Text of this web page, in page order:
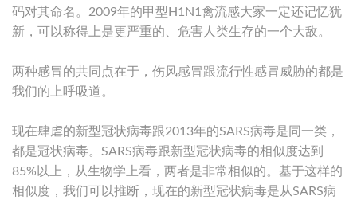
码对其命名。2009年的甲型H1N1禽流感大家一定还记忆犹
新，可以称得上是更严重的、危害人类生存的一个大敌。
两种感冒的共同点在于，伤风感冒跟流行性感冒威胁的都是
我们的上呼吸道。
现在肆虐的新型冠状病毒跟2013年的SARS病毒是同一类，
都是冠状病毒。SARS病毒跟新型冠状病毒的相似度达到
85%以上，从生物学上看，两者是非常相似的。基于这样的
相似度，我们可以推断，现在的新型冠状病毒是从SARS病